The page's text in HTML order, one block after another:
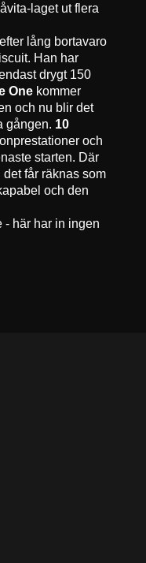
laget ut flera
lång bortavaro
Han har
drygt 150
One kommer
och nu blir det
gången. 10
och
starten. Där
får räknas som
och den
- här har in ingen